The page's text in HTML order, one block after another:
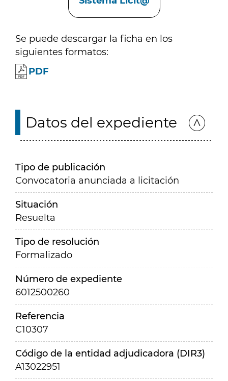
Se puede descargar la ficha en los
siguientes formatos:
PDF
Datos del expediente
Tipo de publicación
Convocatoria anunciada a licitación
Situación
Resuelta
Tipo de resolución
Formalizado
Número de expediente
6012500260
Referencia
C10307
Código de la entidad adjudicadora (DIR3)
A13022951